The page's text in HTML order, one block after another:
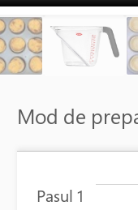
Mod de
Pasul 1